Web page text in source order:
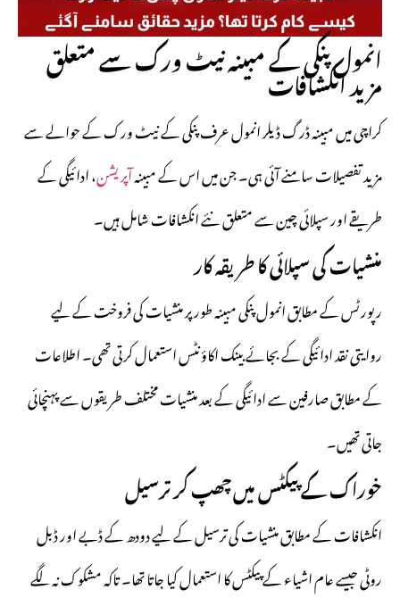
انمول پنکی کے مبینہ نیٹ ورک سے متعلق
مزید انکشافات
کراچی میں مبینہ ڈرگ ڈیلر انمول عرف پنکی کے نیٹ ورک کے حوالے سے
مزید تفصیلات سامنے آئی ہی۔ جن میں اس کے مبینہآپریشن، ادائیگی کے
طریقے اور سپلائی چین سے متعلق نئے انکشافات شامل ہیں۔
منشیات کی سپلائی کا طریقہ کار
رپورٹس کے مطابق انمول پنکی مبینہ طور پر منشیات کی فروخت کے لیے
روایتی نقد ادائیگی کے بجائے بینک اکاؤنٹس استعمال کرتی تھی۔ اطلاعات
کے مطابق صارفین سے ادائیگی کے بعد منشیات مختلف طریقوں سے پہنچائی
جاتی تھیں۔
خوراک کے پیکٹس میں چھپ کر ترسیل
انکشافات کے مطابق منشیات کی ترسیل کے لیے دودھ کے ڈبے اور ڈبل
روٹی جیسے عام اشیاء کے پیکٹس کا استعمال کیا جاتا تھا۔ تاکہ مشکوک نہ لگے